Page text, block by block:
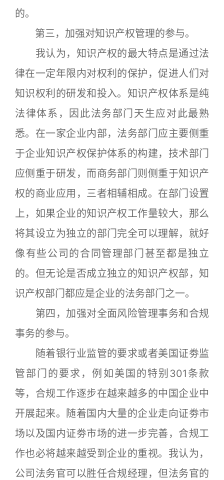
的。
第三，加强对知识产权管理的参与。
我认为，知识产权的最大特点是通过法
律在一定年限内对权利的保护，促进人们对
知识权利的研发和投入。知识产权体系是纯
法律体系，因此法务部门天生应对此最熟
悉。在一家企业内部，法务部门应主要侧重
于企业知识产权保护体系的构建，技术部门
应侧重于研发，而商务部门则侧重于知识产
权的商业应用，三者相辅相成。在部门设置
上，如果企业的知识产权工作量较大，那么
将其设立为独立的部门完全可以理解，就好
像有些公司的合同管理部门甚至都是独立
的。但无论是否成立独立的知识产权部，知
识产权部门都应是企业的法务部门之一。
第四，加强对全面风险管理事务和合规
事务的参与。
随着银行业监管的要求或者美国证劵监
管部门的要求，例如美国的特别301条款
等，合规工作逐步在越来越多的中国企业中
开展起来。随着国内大量的企业走向证劵市
场以及国内证劵市场的进一步完善，合规工
作也必将越来越受到企业的重视。我认为，
公司法务官可以胜任合规经理，但法务官的